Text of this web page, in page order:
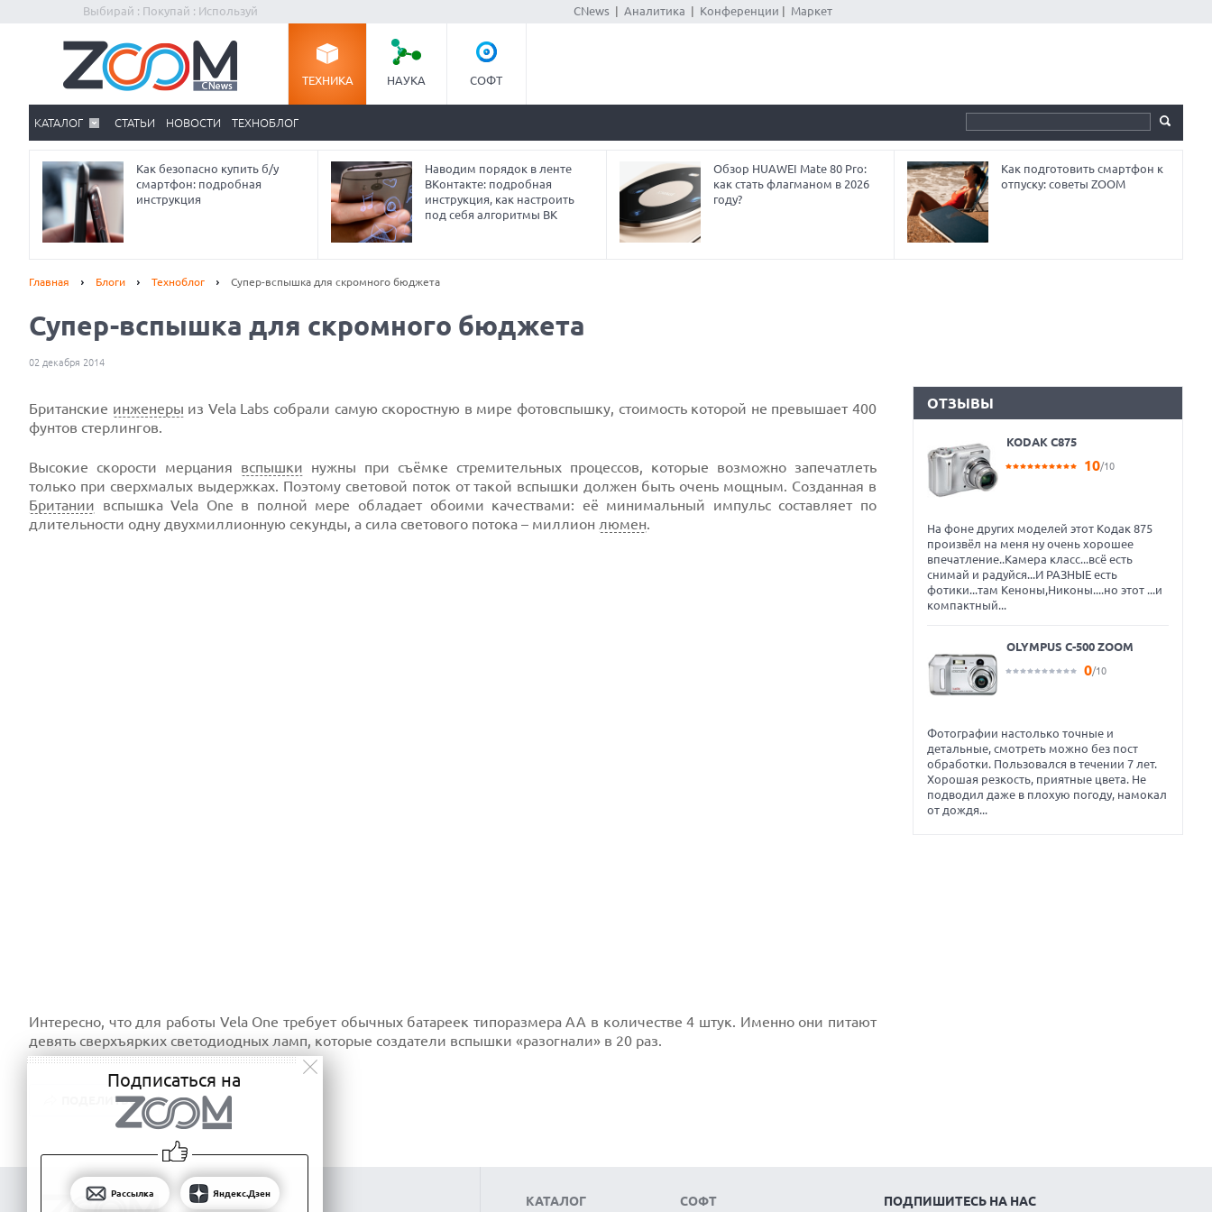
Выбирай : Покупай : Используй CNews| Аналитика Конференции Маркет
ТЕХНИКА НАУКА СОФТ
КАТАЛОГ СТАТЬИ НОВОСТИ ТЕХНОБЛОГ
Как безопасно купить б/у
смартфон: подробная
инструкция
Наводим порядок в ленте
ВКонтакте: подробная
инструкция, как настроить
под себя алгоритмы ВК
Обзор HUAWEI Mate 80 Pro:
как стать флагманом в 2026
году?
Как подготовить смартфон к
отпуску: советы ZOOM
Главная Блоги Техноблог Супер-вспышка для скромного бюджета
Супер-вспышка для скромного бюджета
02 декабря 2014
Британские инженеры из Vela Labs собрали самую скоростную в мире фотовспышку, стоимость которой не превышает 400
фунтов стерлингов.
Высокие скорости мерцания вспышки нужны при съёмке стремительных процессов, которые возможно запечатлеть
только при сверхмалых выдержках. Поэтому световой поток от такой вспышки должен быть очень мощным. Созданная в
Британии вспышка Vela One в полной мере обладает обоими качествами: её минимальный импульс составляет по
длительности одну двухмиллионную секунды, а сила светового потока – миллион люмен.
Интересно, что для работы Vela One требует обычных батареек типоразмера АА в количестве 4 штук. Именно они питают
девять сверхъярких светодиодных ламп, которые создатели вспышки «разогнали» в 20 раз.
ПОДЕЛИТЬСЯ
ОТЗЫВЫ
KODAK C875
10/10
На фоне других моделей этот Кодак 875
произвёл на меня ну очень хорошее
впечатление..Камера класс...всё есть
снимай и радуйся...И РАЗНЫЕ есть
фотики...там Кеноны,Никоны....но этот ...и
компактный...
OLYMPUS C-500 ZOOM
0/10
Фотографии настолько точные и
детальные, смотреть можно без пост
обработки. Пользовался в течении 7 лет.
Хорошая резкость, приятные цвета. Не
подводил даже в плохую погоду, намокал
от дождя...
КАТАЛОГ СОФТ ПОДПИШИТЕСЬ НА НАС
Подписаться на
Рассылка Яндекс.Дзен